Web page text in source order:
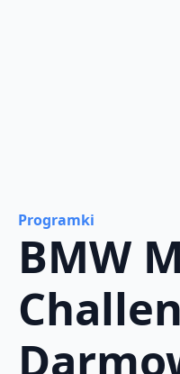
Programki
BMW